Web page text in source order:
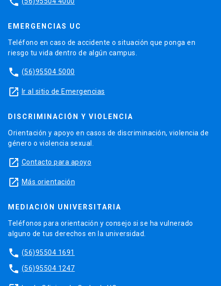
EMERGENCIAS UC
Teléfono en caso de accidente o situación que ponga en
riesgo tu vida dentro de algún campus.
phone (56)95504 5000
launch Ir al sitio de Emergencias
DISCRIMINACIÓN Y VIOLENCIA
Orientación y apoyo en casos de discriminación, violencia de
género o violencia sexual.
launch Contacto para apoyo
launch Más orientación
MEDIACIÓN UNIVERSITARIA
Teléfonos para orientación y consejo si se ha vulnerado
alguno de tus derechos en la universidad.
phone (56)95504 1691
phone (56)95504 1247